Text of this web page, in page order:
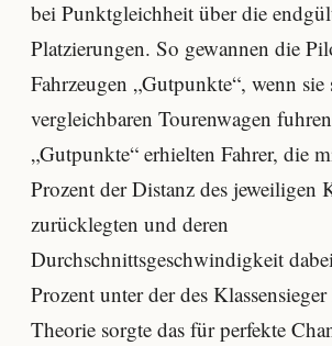
bei Punktgleichheit über die
Platzierungen. So gewannen die
Fahrzeugen „Gutpunkte“, wenn sie
vergleichbaren Tourenwagen
„Gutpunkte“ erhielten Fahrer, die
Prozent der Distanz des jeweiligen
zurücklegten und deren
Durchschnittsgeschwindigkeit
Prozent unter der des
Theorie sorgte das für perfekte